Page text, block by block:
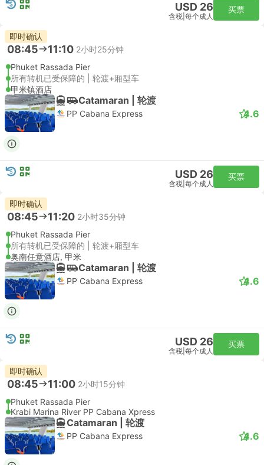
USD 26
含税 每个成人
买票
即时确认
08:45 11:10 2小时25分钟
Phuket Rassada Pier
所有转机已受保障的 | 轮渡+厢型车
甲米镇酒店
Catamaran | 轮渡
PP Cabana Express 4.6
USD 26
含税 每个成人
买票
即时确认
08:45 11:20 2小时35分钟
Phuket Rassada Pier
所有转机已受保障的 | 轮渡+厢型车
奥南任意酒店, 甲米
Catamaran | 轮渡
PP Cabana Express 4.6
USD 26
含税 每个成人
买票
即时确认
08:45 11:00 2小时15分钟
Phuket Rassada Pier
Krabi Marina River PP Cabana Xpress
Catamaran | 轮渡
PP Cabana Express 4.6